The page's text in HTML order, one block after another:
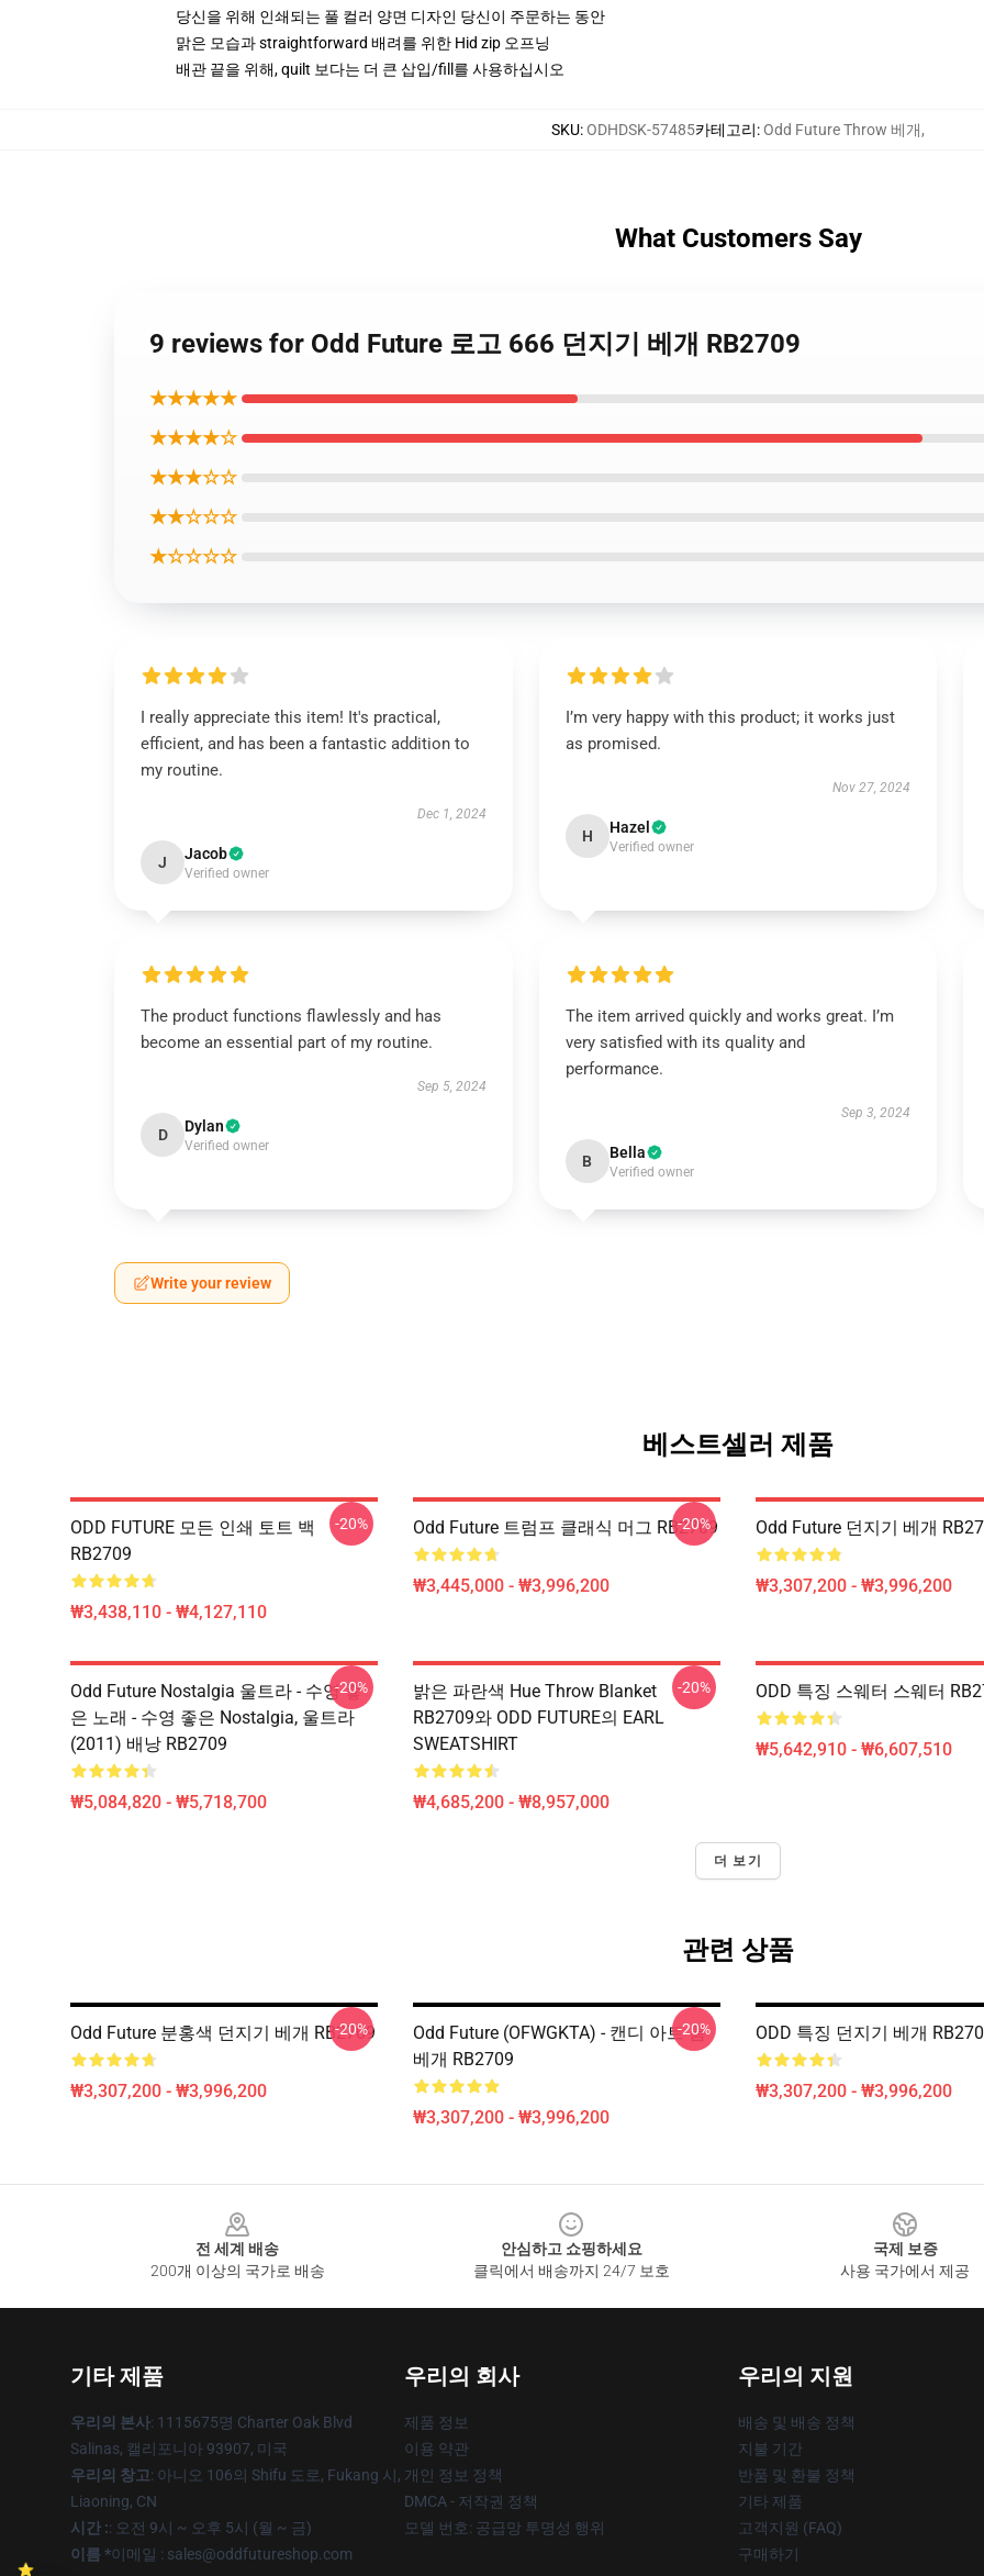
당신을 위해 인쇄되는 풀 컬러 양면 디자인 당신이 주문하는 동안
맑은 모습과 straightforward 배려를 위한 Hid zip 오프닝
배관 끝을 위해, quilt 보다는 더 큰 삽입/fill를 사용하십시오
SKU:ODHDSK-57485카테고리:Odd Future Throw 베개,
What Customers Say
9 reviews for Odd Future 로고 666 던지기 베개 RB2709
★★★★★
★★★★☆
★★★☆☆
★★☆☆☆
★☆☆☆☆
I really appreciate this item! It's practical,
efficient, and has been a fantastic addition to
my routine.
Dec 1, 2024
J Jacob
Verified owner
I’m very happy with this product; it works just
as promised.
Nov 27, 2024
H Hazel
Verified owner
The product functions flawlessly and has
become an essential part of my routine.
Sep 5, 2024
D Dylan
Verified owner
The item arrived quickly and works great. I’m
very satisfied with its quality and
performance.
Sep 3, 2024
B Bella
Verified owner
Write your review
베스트셀러 제품
ODD FUTURE 모든 인쇄 토트 백
RB2709
₩3,438,110 - ₩4,127,110
-20% Odd Future 트럼프 클래식 머그 RB2709
₩3,445,000 - ₩3,996,200
-20% Odd Future 던지기 베개
₩3,307,200 - ₩3,996,200
Odd Future Nostalgia 울트라 - 수영 좋
은 노래 - 수영 좋은 Nostalgia, 울트라
(2011) 배낭 RB2709
₩5,084,820 - ₩5,718,700
-20%
밝은 파란색 Hue Throw Blanket
RB2709와 ODD FUTURE의 EARL
SWEATSHIRT
₩4,685,200 - ₩8,957,000
-20% ODD 특징 스웨터 스웨터
₩5,642,910 - ₩6,607,510
더 보기
관련 상품
Odd Future 분홍색 던지기 베개 RB2709
₩3,307,200 - ₩3,996,200
-20%
Odd Future (OFWGKTA) - 캔디 아트 톰
베개 RB2709
₩3,307,200 - ₩3,996,200
-20% ODD 특징 던지기 베개
₩3,307,200 - ₩3,996,200
전 세계 배송
200개 이상의 국가로 배송
안심하고 쇼핑하세요
클릭에서 배송까지 24/7 보호
국제 보증
사용 국가에서 제공
기타 제품
우리의 본사: 1115675명 Charter Oak Blvd
Salinas, 캘리포니아 93907, 미국
우리의 창고: 아니오 106의 Shifu 도로, Fukang 시,
Liaoning, CN
시간 :: 오전 9시 ~ 오후 5시 (월 ~ 금)
이름 *이메일 : sales@oddfutureshop.com
우리의 회사
제품 정보
이용 약관
개인 정보 정책
DMCA - 저작권 정책
모델 번호: 공급망 투명성 행위
우리의 지원
배송 및 배송 정책
지불 기간
반품 및 환불 정책
기타 제품
고객지원 (FAQ)
구매하기